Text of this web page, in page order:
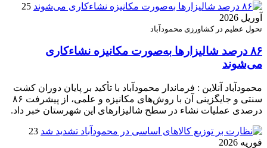
25
آوریل 2026
تحول عظیم در کشاورزی محمودآباد
۸۶ درصد شالیزارها به‌صورت مکانیزه نشاءکاری
می‌شوند
محمودآباد آنلاین : فرماندار محمودآباد با تأکید بر پایان دوران کشت
سنتی و جایگزینی آن با روش‌های مکانیزه و علمی، از پیشرفت ۸۶
درصدی عملیات نشاء در سطح شالیزارهای این شهرستان خبر داد.
23
فوریه 2026